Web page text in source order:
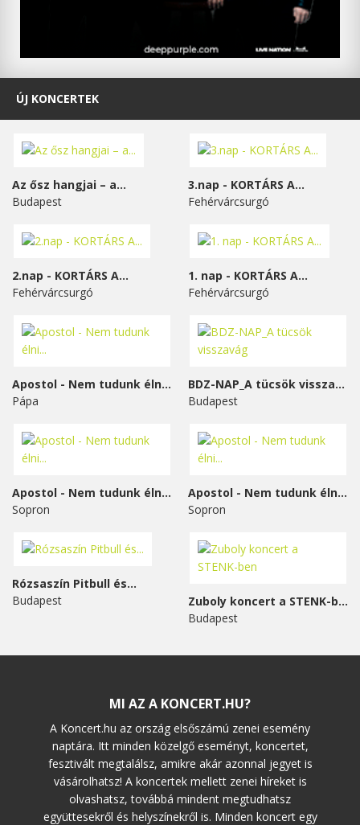
ÚJ KONCERTEK
Az ősz hangjai – a...
Budapest
3.nap - KORTÁRS A...
Fehérvárcsurgó
2.nap - KORTÁRS A...
Fehérvárcsurgó
1. nap - KORTÁRS A...
Fehérvárcsurgó
Apostol - Nem tudunk élni...
Pápa
BDZ-NAP_A tücsök visszavág
Budapest
Apostol - Nem tudunk élni...
Sopron
Apostol - Nem tudunk élni...
Sopron
Rózsaszín Pitbull és...
Budapest
Zuboly koncert a STENK-ben
Budapest
MI AZ A KONCERT.HU?
A Koncert.hu az ország elsőszámú zenei esemény
naptára. Itt minden közelgő eseményt, koncertet,
fesztivált megtalálsz, amikre akár azonnal jegyet is
vásárolhatsz! A koncertek mellett zenei híreket is
olvashatsz, továbbá mindent megtudhatsz
együttesekről és helyszínekről is. Minden koncert egy